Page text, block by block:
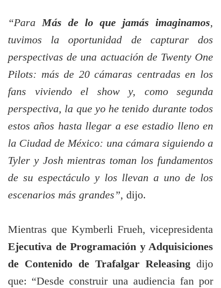
“ParaMás de lo que jamás imaginamos,
tuvimos la oportunidad de capturar dos
perspectivas de una actuación de Twenty One
Pilots: más de 20 cámaras centradas en los
fans viviendo el show y, como segunda
perspectiva, la que yo he tenido durante todos
estos años hasta llegar a ese estadio lleno en
la Ciudad de México: una cámara siguiendo a
Tyler y Josh mientras toman los fundamentos
de su espectáculo y los llevan a uno de los
escenarios más grandes”, dijo.
Mientras que Kymberli Frueh, vicepresidenta
Ejecutiva de Programación y Adquisiciones
de Contenido de Trafalgar Releasing dijo
que: “Desde construir una audiencia fan por